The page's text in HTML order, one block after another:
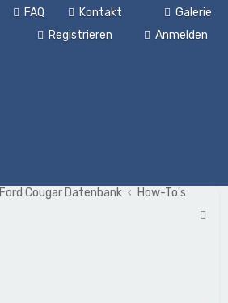
Galerie
FAQ
Kontakt
Anmelden
Registrieren
Ford Cougar Datenbank
How-To's